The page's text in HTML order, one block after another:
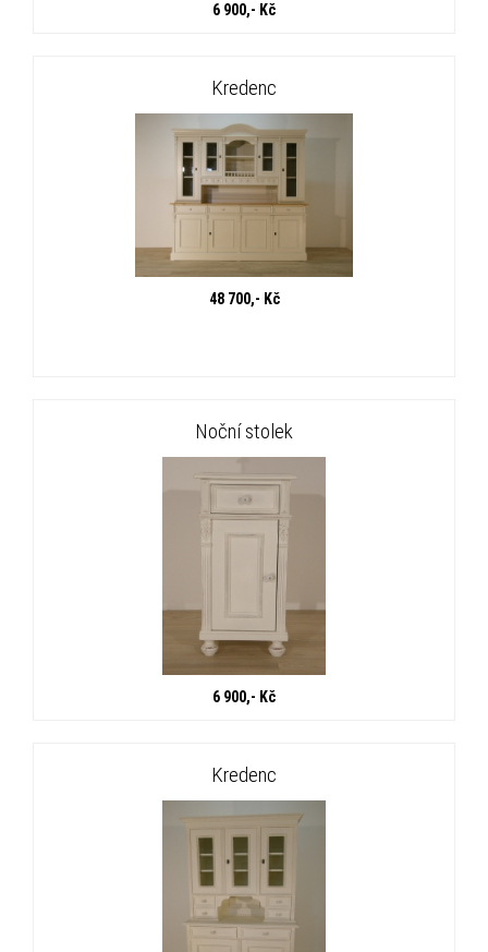
6 900,- Kč
Kredenc
48 700,- Kč
Noční stolek
6 900,- Kč
Kredenc